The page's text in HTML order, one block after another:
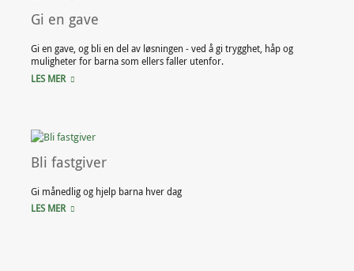
Gi en gave
Gi en gave, og bli en del av løsningen - ved å gi trygghet, håp og
muligheter for barna som ellers faller utenfor.
LES MER
Bli fastgiver
Gi månedlig og hjelp barna hver dag
LES MER